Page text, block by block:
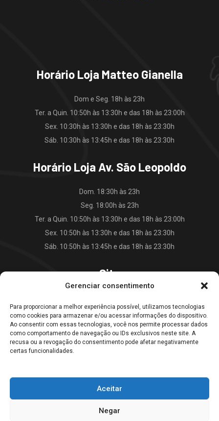
Gerenciar consentimento
Para proporcionar a melhor experiência possível, utilizamos tecnologias
como cookies para armazenar e/ou acessar informações do dispositivo.
Ao consentir com essas tecnologias, você nos permite processar dados
como comportamento de navegação ou IDs exclusivos neste site. A
recusa ou a revogação do consentimento pode afetar negativamente
certas funcionalidades.
Aceitar
Negar
Horário Loja Matteo Gianella
Dom e Seg. 18h às 23h
Ter. a Quin. 10:50h às 13:30h e das 18h às 23:00h
Sex. 10:30h às 13:30h e das 18h às 23:30h
Sáb. 10:30h às 13:45h e das 18h às 23:30h
Horário Loja Av. São Leopoldo
Dom. 18:30h às 23h
Seg. 18:00h às 23h
Ter. a Quin. 10:50h às 13:30h e das 18h às 23:00h
Sex. 10:50h às 13:30h e das 18h às 23:30h
Sáb. 10:50h às 13:45h e das 18h às 23:30h
Site
Cardápio
Contato
Blog
Galeria Falkão Lanches